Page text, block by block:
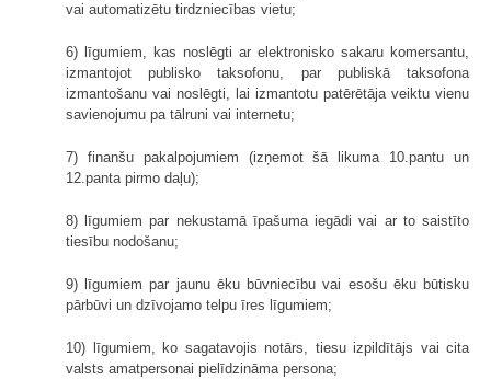
vai automatizētu tirdzniecības vietu;
6) līgumiem, kas noslēgti ar elektronisko sakaru komersantu,
izmantojot publisko taksofonu, par publiskā taksofona
izmantošanu vai noslēgti, lai izmantotu patērētāja veiktu vienu
savienojumu pa tālruni vai internetu;
7) finanšu pakalpojumiem (izņemot šā likuma 10.pantu un
12.panta pirmo daļu);
8) līgumiem par nekustamā īpašuma iegādi vai ar to saistīto
tiesību nodošanu;
9) līgumiem par jaunu ēku būvniecību vai esošu ēku būtisku
pārbūvi un dzīvojamo telpu īres līgumiem;
10) līgumiem, ko sagatavojis notārs, tiesu izpildītājs vai cita
valsts amatpersonai pielīdzināma persona;